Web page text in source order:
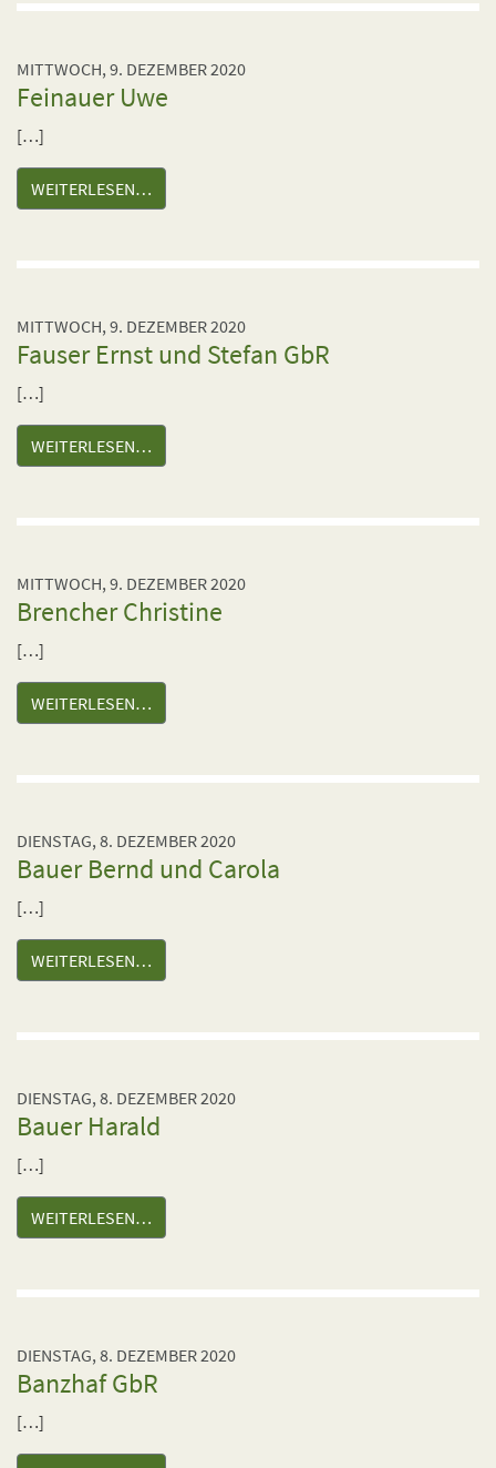
MITTWOCH, 9. DEZEMBER 2020
Feinauer Uwe
[…]
WEITERLESEN…
MITTWOCH, 9. DEZEMBER 2020
Fauser Ernst und Stefan GbR
[…]
WEITERLESEN…
MITTWOCH, 9. DEZEMBER 2020
Brencher Christine
[…]
WEITERLESEN…
DIENSTAG, 8. DEZEMBER 2020
Bauer Bernd und Carola
[…]
WEITERLESEN…
DIENSTAG, 8. DEZEMBER 2020
Bauer Harald
[…]
WEITERLESEN…
DIENSTAG, 8. DEZEMBER 2020
Banzhaf GbR
[…]